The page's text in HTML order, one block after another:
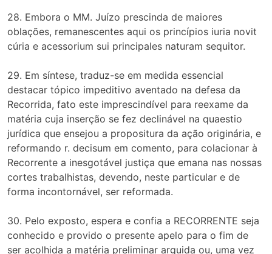
28. Embora o MM. Juízo prescinda de maiores
oblações, remanescentes aqui os princípios iuria novit
cúria e acessorium sui principales naturam sequitor.
29. Em síntese, traduz-se em medida essencial
destacar tópico impeditivo aventado na defesa da
Recorrida, fato este imprescindível para reexame da
matéria cuja inserção se fez declinável na quaestio
jurídica que ensejou a propositura da ação originária, e
reformando r. decisum em comento, para colacionar à
Recorrente a inesgotável justiça que emana nas nossas
cortes trabalhistas, devendo, neste particular e de
forma incontornável, ser reformada.
30. Pelo exposto, espera e confia a RECORRENTE seja
conhecido e provido o presente apelo para o fim de
ser acolhida a matéria preliminar arguida ou, uma vez